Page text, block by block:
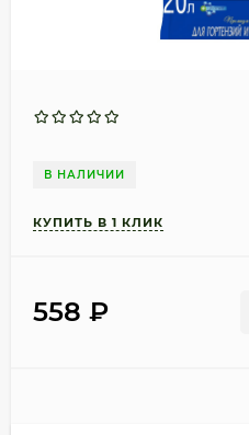
В НАЛИЧИИ
558 ₽